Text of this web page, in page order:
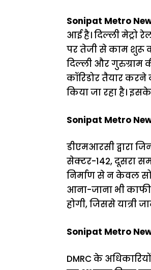
Sonipat Metro
आई है। दिल्ली मेट्रो
पर तेजी से काम शुरू
दिल्ली और गुरुग्राम
कॉरिडोर तैयार
किया जा रहा है।
Sonipat Metro
डीएमआरसी द्वारा
सेक्टर-142, दूसरा
निर्माण से न केवल
आना-जाना भी काफी
होगी, जिससे
Sonipat Metro
DMRC के